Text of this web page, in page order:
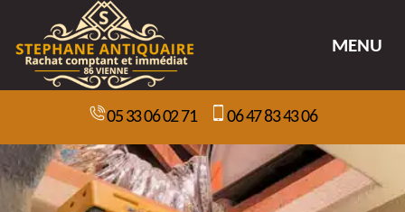
MENU
05 33 06 02 71 06 47 83 43 06